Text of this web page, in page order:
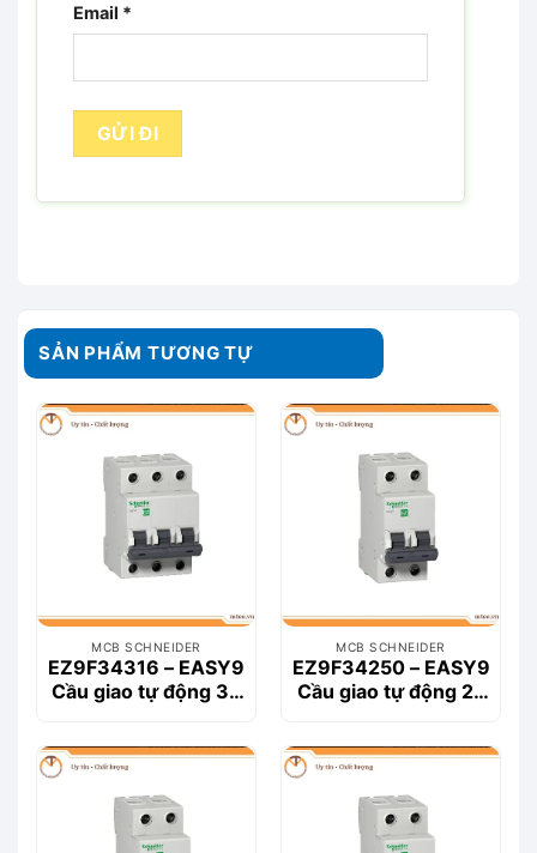
Email *
SẢN PHẨM TƯƠNG TỰ
MCB SCHNEIDER
EZ9F34316 – EASY9
Cầu giao tự động 3P
MCB SCHNEIDER
EZ9F34250 – EASY9
Cầu giao tự động 2P